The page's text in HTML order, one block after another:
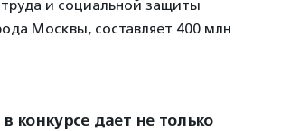
и социальной защиты
Москвы, составляет 400 млн
конкурсе дает не только